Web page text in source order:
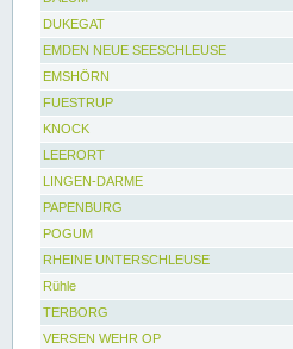
DUKEGAT
EMDEN NEUE SEESCHLEUSE
EMSHÖRN
FUESTRUP
KNOCK
LEERORT
LINGEN-DARME
PAPENBURG
POGUM
RHEINE UNTERSCHLEUSE
Rühle
TERBORG
VERSEN WEHR OP